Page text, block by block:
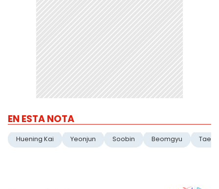
EN ESTA NOTA
Huening Kai Yeonjun Soobin Beomgyu